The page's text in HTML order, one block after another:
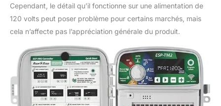
Cependant, le détail qu’il fonctionne sur une alimentation de
120 volts peut poser problème pour certains marchés, mais
cela n’affecte pas l’appréciation générale du produit.